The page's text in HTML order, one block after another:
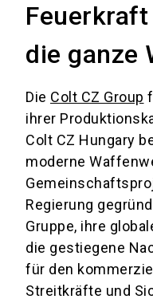
die ganze
Die Colt CZ Group
ihrer
Colt CZ Hungary
moderne
Regierung
Gruppe, ihre
die gestiegene
für den
Streitkräfte und